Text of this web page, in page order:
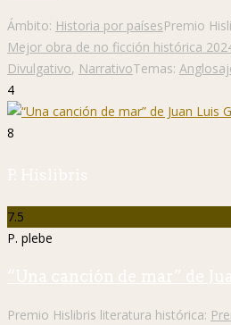
Ámbito: Historia por paísesPremio
Mejor obra de no ficción histórica
Divulgativo, NarrativoTemas:
4
8
P. Hislibris
7.5
P. plebe
“Una canción de mar” de
Premio Hislibris literatura histórica: